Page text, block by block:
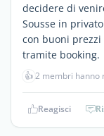
decidere di
Sousse in
con buoni
tramite booking.
👍2 membri hanno
Reagisci